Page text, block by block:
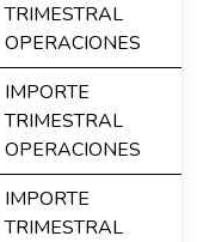
TRIMESTRAL
OPERACIONES
IMPORTE
TRIMESTRAL
OPERACIONES
IMPORTE
TRIMESTRAL